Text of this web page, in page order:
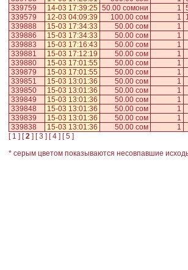
339759
14-03 17:39:25 50.00 сомони 1
339579
12-03 04:09:39 100.00 сом 1
339888
15-03 17:34:33 50.00 сом 1
339886
15-03 17:34:33 50.00 сом 1
339883
15-03 17:16:43 50.00 сом 1
339881
15-03 17:12:19 50.00 сом 1
339880
15-03 17:01:55 50.00 сом 1
339879
15-03 17:01:55 50.00 сом 1
339851
15-03 13:01:36 50.00 сом 1
339850
15-03 13:01:36 50.00 сом 1
339849
15-03 13:01:36 50.00 сом 1
339848
15-03 13:01:36 50.00 сом 1
339839
15-03 13:01:36 50.00 сом 1
339838
15-03 13:01:36 50.00 сом 1
[1 ] [2 ] [3 ] [4 ] [5 ]
* серым цветом показываются несовпавшие